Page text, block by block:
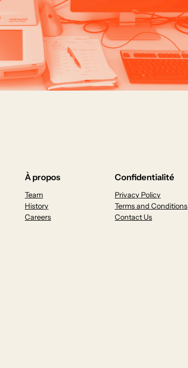
À propos
Team
History
Careers
Confidentialité
Privacy Policy
Terms and Conditions
Contact Us